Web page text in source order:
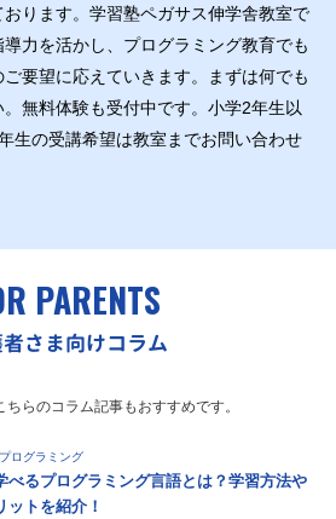
ります。学習塾ペガサス伸学舎教室で
力を活かし、プログラミング教育でも
要望に応えていきます。まずは何でも
無料体験も受付中です。小学2年生以
生の受講希望は教室までお問い合わせ
PARENTS
さま向けコラム
らのコラム記事もおすすめです。
ログラミング
べるプログラミング言語とは？学習方法や
ットを紹介！